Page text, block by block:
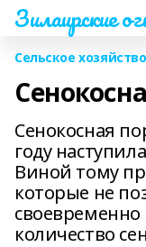
Зилаирские
Сельское хозяйство
Сенокосная
году
Виной тому
которые не
количество